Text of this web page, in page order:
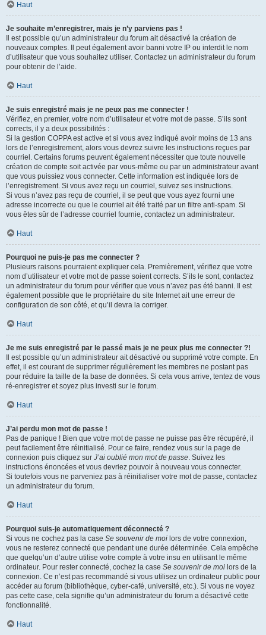
Haut
Je souhaite m’enregistrer, mais je n’y parviens pas !
Il est possible qu’un administrateur du forum ait désactivé la création de
nouveaux comptes. Il peut également avoir banni votre IP ou interdit le nom
d’utilisateur que vous souhaitez utiliser. Contactez un administrateur du forum
pour obtenir de l’aide.
Haut
Je suis enregistré mais je ne peux pas me connecter !
Vérifiez, en premier, votre nom d’utilisateur et votre mot de passe. S’ils sont
corrects, il y a deux possibilités :
Si la gestion COPPA est active et si vous avez indiqué avoir moins de 13 ans
lors de l’enregistrement, alors vous devrez suivre les instructions reçues par
courriel. Certains forums peuvent également nécessiter que toute nouvelle
création de compte soit activée par vous-même ou par un administrateur avant
que vous puissiez vous connecter. Cette information est indiquée lors de
l’enregistrement. Si vous avez reçu un courriel, suivez ses instructions.
Si vous n’avez pas reçu de courriel, il se peut que vous ayez fourni une
adresse incorrecte ou que le courriel ait été traité par un filtre anti-spam. Si
vous êtes sûr de l’adresse courriel fournie, contactez un administrateur.
Haut
Pourquoi ne puis-je pas me connecter ?
Plusieurs raisons pourraient expliquer cela. Premièrement, vérifiez que votre
nom d’utilisateur et votre mot de passe soient corrects. S’ils le sont, contactez
un administrateur du forum pour vérifier que vous n’avez pas été banni. Il est
également possible que le propriétaire du site Internet ait une erreur de
configuration de son côté, et qu’il devra la corriger.
Haut
Je me suis enregistré par le passé mais je ne peux plus me connecter ?!
Il est possible qu’un administrateur ait désactivé ou supprimé votre compte. En
effet, il est courant de supprimer régulièrement les membres ne postant pas
pour réduire la taille de la base de données. Si cela vous arrive, tentez de vous
ré-enregistrer et soyez plus investi sur le forum.
Haut
J’ai perdu mon mot de passe !
Pas de panique ! Bien que votre mot de passe ne puisse pas être récupéré, il
peut facilement être réinitialisé. Pour ce faire, rendez vous sur la page de
connexion puis cliquez sur J’ai oublié mon mot de passe. Suivez les
instructions énoncées et vous devriez pouvoir à nouveau vous connecter.
Si toutefois vous ne parveniez pas à réinitialiser votre mot de passe, contactez
un administrateur du forum.
Haut
Pourquoi suis-je automatiquement déconnecté ?
Si vous ne cochez pas la case Se souvenir de moi lors de votre connexion,
vous ne resterez connecté que pendant une durée déterminée. Cela empêche
que quelqu’un d’autre utilise votre compte à votre insu en utilisant le même
ordinateur. Pour rester connecté, cochez la case Se souvenir de moi lors de la
connexion. Ce n’est pas recommandé si vous utilisez un ordinateur public pour
accéder au forum (bibliothèque, cyber-café, université, etc.). Si vous ne voyez
pas cette case, cela signifie qu’un administrateur du forum a désactivé cette
fonctionnalité.
Haut